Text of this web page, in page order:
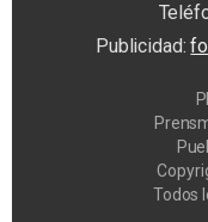
Publicidad:
Todos